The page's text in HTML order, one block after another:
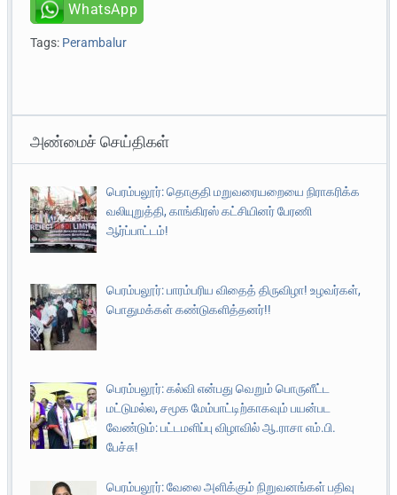
WhatsApp
Tags: Perambalur
அண்மைச் செய்திகள்
பெரம்பலூர்: தொகுதி மறுவரையறையை நிராகரிக்க
வலியுறுத்தி, காங்கிரஸ் கட்சியினர் பேரணி
ஆர்ப்பாட்டம்!
பெரம்பலூர்: பாரம்பரிய விதைத் திருவிழா! உழவர்கள்,
பொதுமக்கள் கண்டுகளித்தனர்!!
பெரம்பலூர்: கல்வி என்பது வெறும் பொருளீட்ட
மட்டுமல்ல, சமூக மேம்பாட்டிற்காகவும் பயன்பட
வேண்டும்: பட்டமளிப்பு விழாவில் ஆ.ராசா எம்.பி.
பேச்சு!
பெரம்பலூர்: வேலை அளிக்கும் நிறுவனங்கள் பதிவு